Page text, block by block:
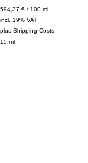
594,37 € / 100 ml
incl. 19% VAT
plus Shipping Costs
15 ml